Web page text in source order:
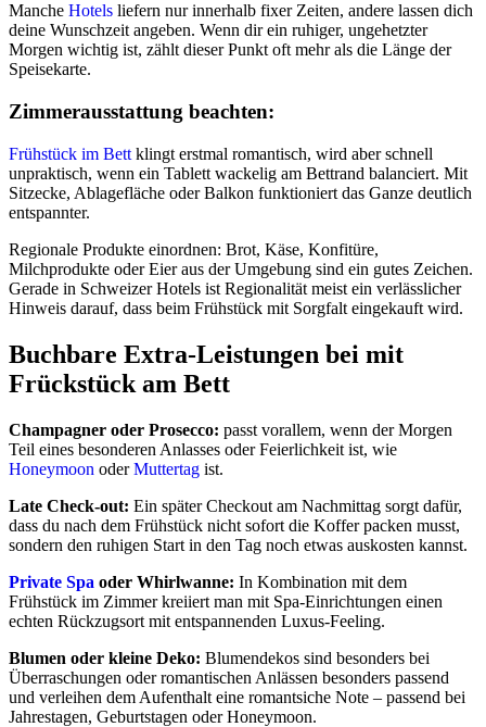
Manche Hotels liefern nur innerhalb fixer Zeiten, andere lassen dich
deine Wunschzeit angeben. Wenn dir ein ruhiger, ungehetzter
Morgen wichtig ist, zählt dieser Punkt oft mehr als die Länge der
Speisekarte.
Zimmerausstattung beachten:
Frühstück im Bett klingt erstmal romantisch, wird aber schnell
unpraktisch, wenn ein Tablett wackelig am Bettrand balanciert. Mit
Sitzecke, Ablagefläche oder Balkon funktioniert das Ganze deutlich
entspannter.
Regionale Produkte einordnen: Brot, Käse, Konfitüre,
Milchprodukte oder Eier aus der Umgebung sind ein gutes Zeichen.
Gerade in Schweizer Hotels ist Regionalität meist ein verlässlicher
Hinweis darauf, dass beim Frühstück mit Sorgfalt eingekauft wird.
Buchbare Extra-Leistungen bei mit
Frückstück am Bett
Champagner oder Prosecco: passt vorallem, wenn der Morgen
Teil eines besonderen Anlasses oder Feierlichkeit ist, wie
Honeymoon oderMuttertag ist.
Late Check-out: Ein später Checkout am Nachmittag sorgt dafür,
dass du nach dem Frühstück nicht sofort die Koffer packen musst,
sondern den ruhigen Start in den Tag noch etwas auskosten kannst.
Private Spa oder Whirlwanne: In Kombination mit dem
Frühstück im Zimmer kreiiert man mit Spa-Einrichtungen einen
echten Rückzugsort mit entspannenden Luxus-Feeling.
Blumen oder kleine Deko: Blumendekos sind besonders bei
Überraschungen oder romantischen Anlässen besonders passend
und verleihen dem Aufenthalt eine romantsiche Note – passend bei
Jahrestagen, Geburtstagen oder Honeymoon.